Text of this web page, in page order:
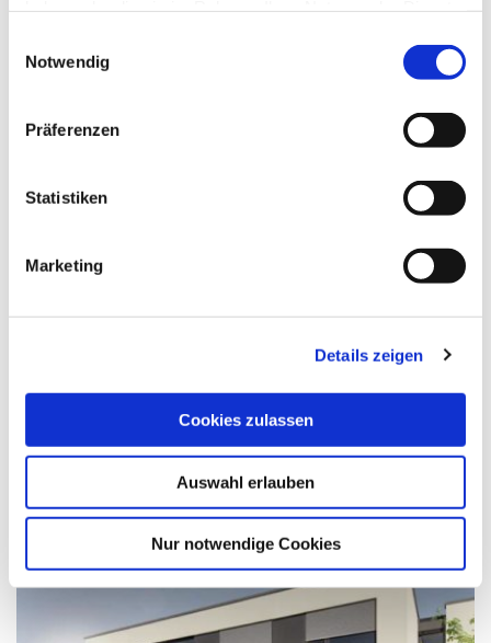
Notwendig
Präferenzen
Statistiken
Marketing
Details zeigen
Cookies zulassen
Auswahl erlauben
Nur notwendige Cookies